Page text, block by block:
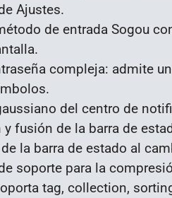
Ajustes.
de entrada Sogou
compleja: admite
del centro de
fusión de la barra de
la barra de estado al
soporte para la
tag, collection,